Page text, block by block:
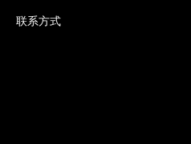
联系方式